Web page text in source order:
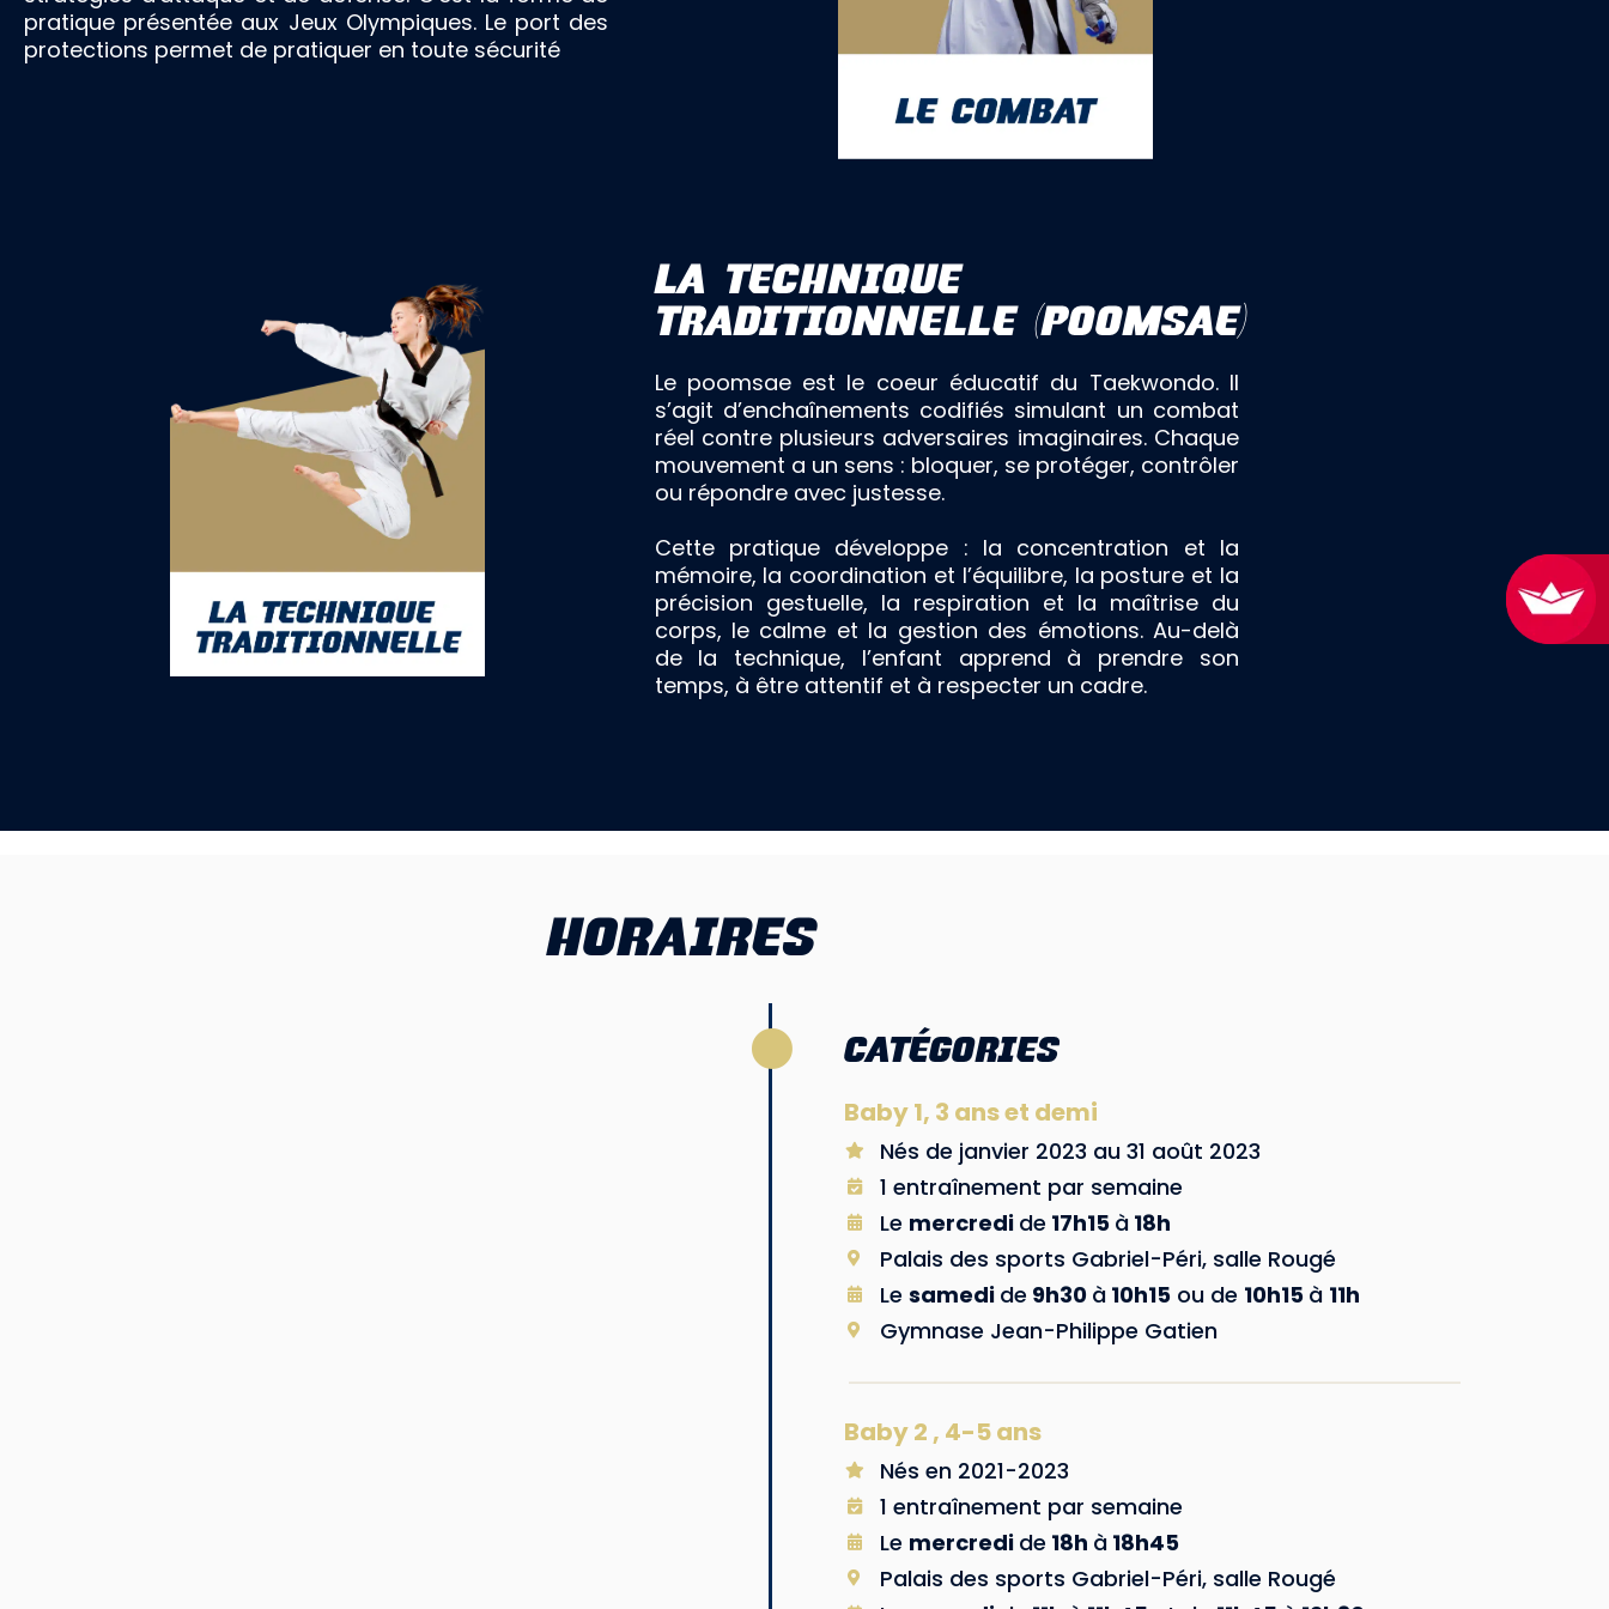
pratique présentée aux Jeux Olympiques. Le port des
protections permet de pratiquer en toute sécurité
LA TECHNIQUE
TRADITIONNELLE (POOMSAE)
Le poomsae est le coeur éducatif du Taekwondo. Il
s’agit d’enchaînements codifiés simulant un combat
réel contre plusieurs adversaires imaginaires. Chaque
mouvement a un sens : bloquer, se protéger, contrôler
ou répondre avec justesse.
Cette pratique développe : la concentration et la
mémoire, la coordination et l’équilibre, la posture et la
précision gestuelle, la respiration et la maîtrise du
corps, le calme et la gestion des émotions. Au-delà
de la technique, l’enfant apprend à prendre son
temps, à être attentif et à respecter un cadre.
HORAIRES
CATÉGORIES
Baby 1, 3 ans et demi
Nés de janvier 2023 au 31 août 2023
1 entraînement par semaine
Le mercredi de 17h15 à18h
Palais des sports Gabriel-Péri, salle Rougé
Le samedi de 9h30 à10h15ou de 10h15 à 11h
Gymnase Jean-Philippe Gatien
Baby 2 , 4-5 ans
Nés en 2021-2023
1 entraînement par semaine
Le mercredi de 18h à18h45
Palais des sports Gabriel-Péri, salle Rougé